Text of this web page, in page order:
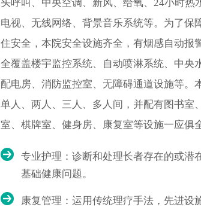
头呼叫、中央空调、新风、给氧、24小时热
电视、无线网络、背景音乐系统等。为了保
住安全，本院安全设施齐全，有烟感自动报
全覆盖楼宇监控系统、自动喷淋系统、中央
配电房、消防监控室、无障碍通道设施等。
单人、两人、三人、多人间，并配有图书室
室、棋牌室、健身房、康复室等设施一应俱
专业护理：诊断和处理长者存在的或潜
基础健康问题。
康复管理：运用传统理疗手法，先进设